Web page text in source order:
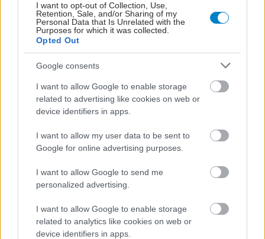
I want to opt-out of Collection, Use,
Retention, Sale, and/or Sharing of my
Personal Data that Is Unrelated with the
Purposes for which it was collected.
Opted Out
Google consents
I want to allow Google to enable storage
related to advertising like cookies on web or
device identifiers in apps.
I want to allow my user data to be sent to
Google for online advertising purposes.
I want to allow Google to send me
personalized advertising.
I want to allow Google to enable storage
related to analytics like cookies on web or
device identifiers in apps.
Loading...
Προσθήκη Σχολίου